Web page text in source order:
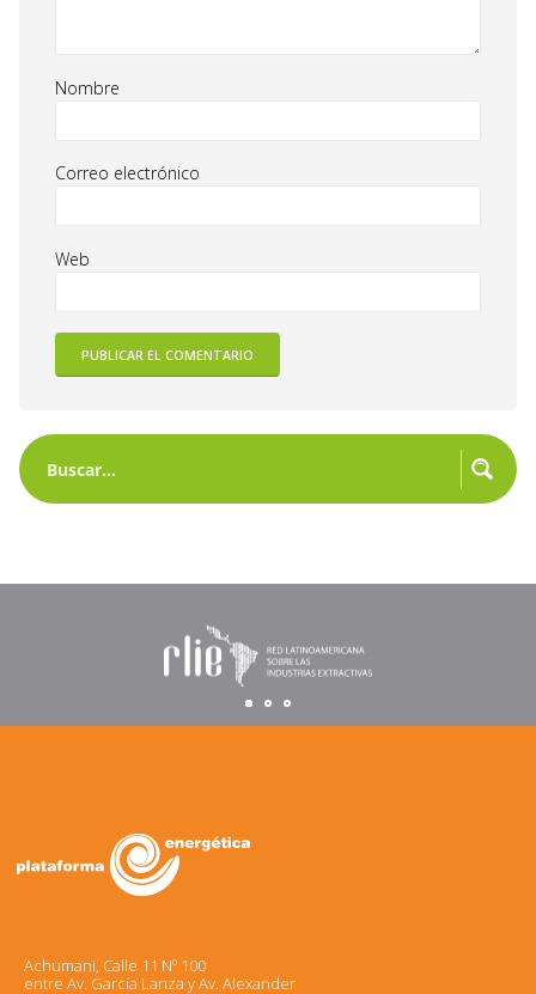
Nombre
Correo electrónico
Web
Achumani, Calle 11 Nº 100
entre Av. García Lanza y Av. Alexander